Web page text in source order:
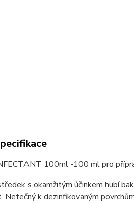
100ml -100 ml pro
s okamžitým účinkem hubí
Netečný k dezinfikovaným